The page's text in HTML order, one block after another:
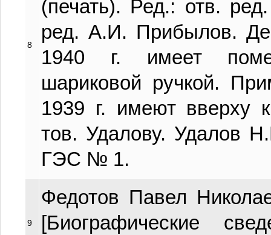
8
(печать). Ред.: отв.
ред. А.И. Прибылов.
1940 г. имеет
шариковой ручкой.
1939 г. имеют вверху
тов. Удалову. Удалов
ГЭС № 1.
9
Федотов Павел
[Биографические